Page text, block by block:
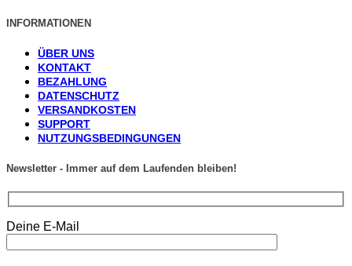
INFORMATIONEN
ÜBER UNS
KONTAKT
BEZAHLUNG
DATENSCHUTZ
VERSANDKOSTEN
SUPPORT
NUTZUNGSBEDINGUNGEN
Newsletter - Immer auf dem Laufenden bleiben!
Deine E-Mail